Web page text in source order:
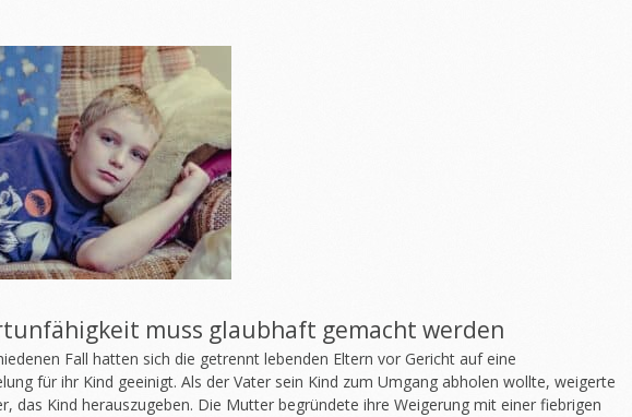
muss glaubhaft gemacht werden
Fall hatten sich die getrennt lebenden Eltern vor Gericht auf eine
für ihr Kind geeinigt. Als der Vater sein Kind zum Umgang abholen wollte, weigerte
das Kind herauszugeben. Die Mutter begründete ihre Weigerung mit einer fiebrigen